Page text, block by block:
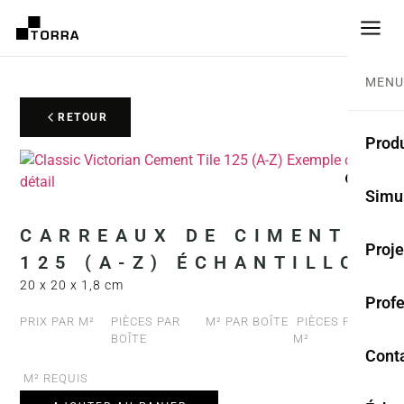
MENU
RETOUR
CARREAUX DE CIMENT
125 (A-Z) ÉCHANTILLON
20 x 20 x 1,8 cm
PRIX PAR M²
PIÈCES PAR
BOÎTE
M² PAR BOÎTE
PIÈCES PAR
M²
M² REQUIS